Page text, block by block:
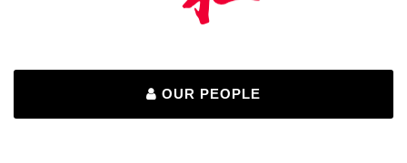
OUR PEOPLE